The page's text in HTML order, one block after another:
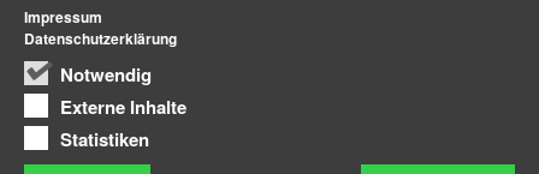
Notwendig
Externe Inhalte
Statistiken
Impressum
Datenschutzerklärung